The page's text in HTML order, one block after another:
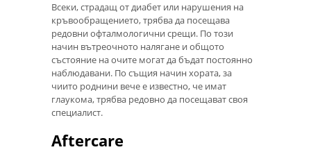
Всеки, страдащ от диабет или нарушения на
кръвообращението, трябва да посещава
редовни офталмологични срещи. По този
начин вътреочното налягане и общото
състояние на очите могат да бъдат постоянно
наблюдавани. По същия начин хората, за
чиито роднини вече е известно, че имат
глаукома, трябва редовно да посещават своя
специалист.
Aftercare